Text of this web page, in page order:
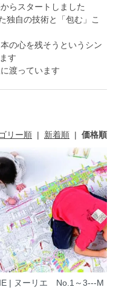
らスタートしました
独自の技術と「包む」こ
の心を残そうというシン
す
渡っています
リー順 | 新着順 | 価格順
| ヌーリエ No.1～3---M